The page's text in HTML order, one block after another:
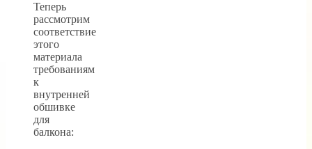
Теперь
рассмотрим
соответствие
этого
материала
требованиям
к
внутренней
обшивке
для
балкона: